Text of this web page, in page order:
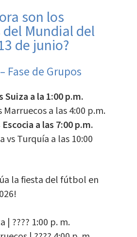
son los
Mundial del
de junio?
Fase de Grupos
Suiza a la 1:00 p.m.
Marruecos a las 4:00 p.m.
a las 7:00 p.m.
vs Turquía a las 10:00
la fiesta del fútbol en
| ???? 1:00 p. m.